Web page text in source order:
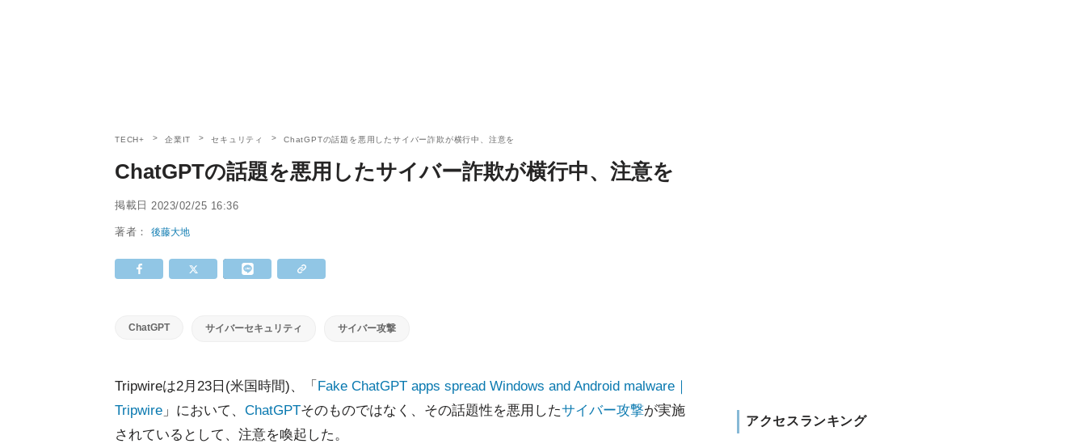
TECH+ 企業IT セキュリティ ChatGPTの話題を悪用したサイバー詐欺が横行中、注意を
ChatGPTの話題を悪用したサイバー詐欺が横行中、注意を
掲載日 2023/02/25 16:36
著者：後藤大地
ChatGPT サイバーセキュリティ サイバー攻撃
Tripwireは2月23日(米国時間)、「 Fake ChatGPT apps spread Windows and Android malware｜
Tripwire 」において、 ChatGPTそのものではなく、その話題性を悪用したサイバー攻撃が実施
されているとして、注意を喚起した。
アクセスランキング